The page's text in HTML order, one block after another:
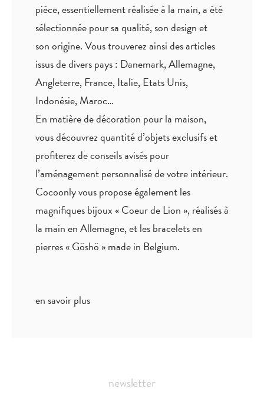
pièce,essentiellement réalisée à la main, a été
sélectionnée pour sa qualité, son design et
son origine. Vous trouverez ainsi des articles
issus de divers pays : Danemark, Allemagne,
Angleterre, France, Italie, Etats Unis,
Indonésie, Maroc…
En matière de décoration pour la maison,
vous découvrez quantitéd’objets exclusifset
profiterez deconseils aviséspour
l’aménagement personnalisé de votre intérieur.
Cocoonly vous propose également les
magnifiques bijoux « Coeur de Lion », réalisés à
la main en Allemagne, et les bracelets en
pierres « Göshö » made in Belgium.
en savoir plus
newsletter